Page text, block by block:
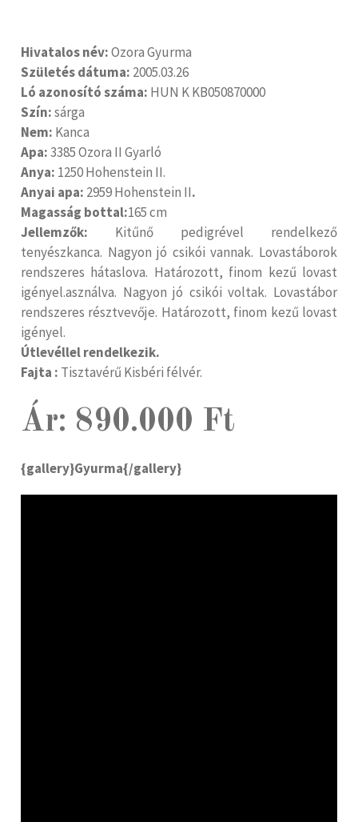
Hivatalos név:Ozora Gyurma
Születés dátuma: 2005.03.26
Ló azonosító száma: HUN K KB050870000
Szín:sárga
Nem: Kanca
Apa:3385 Ozora II Gyarló
Anya: 1250 Hohenstein II.
Anyai apa: 2959 Hohenstein II.
Magasság bottal:165 cm
Jellemzők: Kitűnő pedigrével rendelkező
tenyészkanca. Nagyon jó csikói vannak. Lovastáborok
rendszeres hátaslova. Határozott, finom kezű lovast
igényel.asználva. Nagyon jó csikói voltak. Lovastábor
rendszeres résztvevője. Határozott, finom kezű lovast
igényel.
Útlevéllel rendelkezik.
Fajta : Tisztavérű Kisbéri félvér.
Ár: 890.000 Ft
{gallery}Gyurma{/gallery}